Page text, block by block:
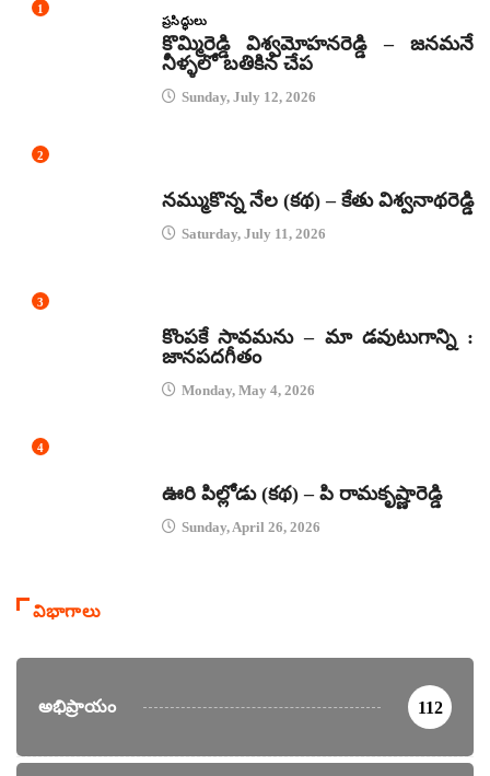
1
ప్రసిద్ధులు
కొమ్మిరెడ్డి విశ్వమోహనరెడ్డి – జనమనే
నీళ్ళలో బతికిన చేప
Sunday, July 12, 2026
2
నమ్ముకొన్న నేల (కథ) – కేతు విశ్వనాథరెడ్డి
Saturday, July 11, 2026
3
కొంపకే సావమను – మా డవుటుగాన్ని :
జానపదగీతం
Monday, May 4, 2026
4
ఊరి పిల్లోడు (కథ) – పి రామకృష్ణారెడ్డి
Sunday, April 26, 2026
విభాగాలు
అభిప్రాయం 112